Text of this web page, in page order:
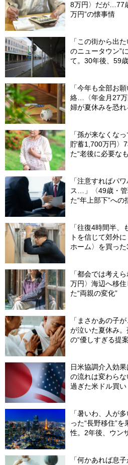
8万円〉だが…77
万円”の懐事情
「この街から出
のニュータウン”
て。30年後、59
「今年も全部お
絡…〈年金月27万
婦が夏休みを恐れ
「孫が来なくな
貯蓄1,700万円〉
た“老後に必要な
「注意すればパ
ス…」〈49歳・
た“年上部下”へ
「往復4時間半
トを信じて郊外
ホーム〉を買っ
「都会では考え
万円〉海辺へ移
た“両親の変化”
「まさかあの子
が泣いた夏休み
の“優しすぎる提
日米協調介入効
の流れは変わら
過ぎた米ドル買い
「暑いわ、人が
った“長野移住”
性。2年後、ウン
「何かあれば息